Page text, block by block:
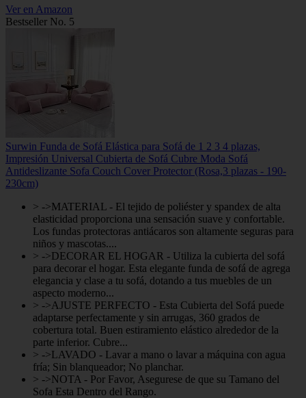
Ver en Amazon
Bestseller No. 5
Surwin Funda de Sofá Elástica para Sofá de 1 2 3 4 plazas,
Impresión Universal Cubierta de Sofá Cubre Moda Sofá
Antideslizante Sofa Couch Cover Protector (Rosa,3 plazas - 190-
230cm)
> ->MATERIAL - El tejido de poliéster y spandex de alta
elasticidad proporciona una sensación suave y confortable.
Los fundas protectoras antiácaros son altamente seguras para
niños y mascotas....
> ->DECORAR EL HOGAR - Utiliza la cubierta del sofá
para decorar el hogar. Esta elegante funda de sofá de agrega
elegancia y clase a tu sofá, dotando a tus muebles de un
aspecto moderno...
> ->AJUSTE PERFECTO - Esta Cubierta del Sofá puede
adaptarse perfectamente y sin arrugas, 360 grados de
cobertura total. Buen estiramiento elástico alrededor de la
parte inferior. Cubre...
> ->LAVADO - Lavar a mano o lavar a máquina con agua
fría; Sin blanqueador; No planchar.
> ->NOTA - Por Favor, Asegurese de que su Tamano del
Sofa Esta Dentro del Rango.